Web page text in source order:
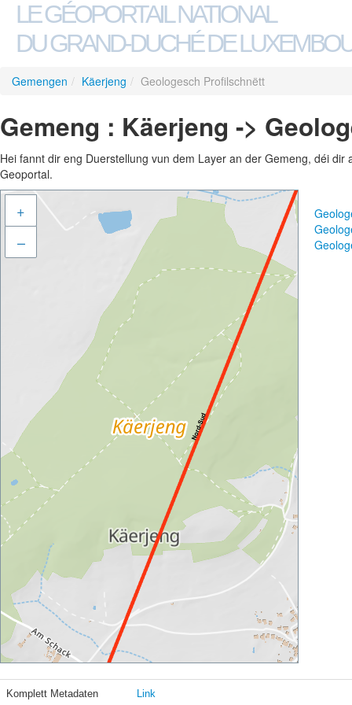
LE GÉOPORTAIL NATIONAL
DU GRAND-DUCHÉ DE
Gemengen / Käerjeng / Geologesch Profilschnëtt
Gemeng : Käerjeng ->
Hei fannt dir eng Duerstellung vun dem Layer an der Gemeng, déi
Geoportal.
+
–
Komplett Metadaten Link